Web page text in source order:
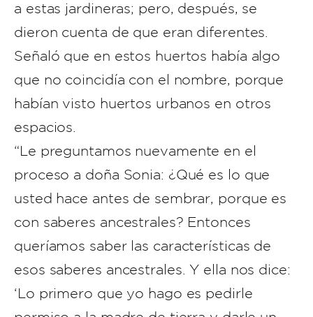
a estas jardineras; pero, después, se
dieron cuenta de que eran diferentes.
Señaló que en estos huertos había algo
que no coincidía con el nombre, porque
habían visto huertos urbanos en otros
espacios.
“Le preguntamos nuevamente en el
proceso a doña Sonia: ¿Qué es lo que
usted hace antes de sembrar, porque es
con saberes ancestrales? Entonces
queríamos saber las características de
esos saberes ancestrales. Y ella nos dice:
‘Lo primero que yo hago es pedirle